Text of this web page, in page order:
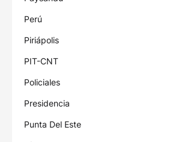
Perú
Piriápolis
PIT-CNT
Policiales
Presidencia
Punta Del Este